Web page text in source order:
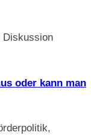
Diskussion
oder kann man